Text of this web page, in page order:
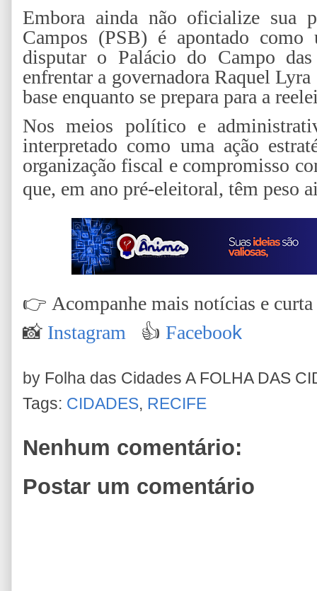
Embora ainda não oficialize sua
Campos (PSB) é apontado
disputar o Palácio do Campo
enfrentar a governadora Raquel
base enquanto se prepara para a
Nos meios político e
interpretado como uma ação
organização fiscal e compromisso
que, em ano pré-eleitoral, têm peso
👉 Acompanhe mais notícias e curta
📸 Instagram 👍 Facebook
by Folha das Cidades A FOLHA DAS
Tags: CIDADES, RECIFE
Nenhum comentário:
Postar um comentário